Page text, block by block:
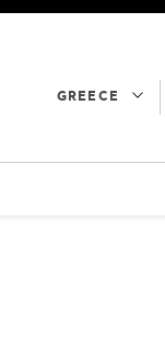
GREECE